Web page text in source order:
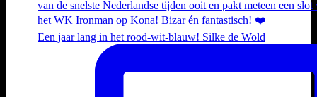
Een jaar lang in het rood-wit-blauw! Silke de Wold